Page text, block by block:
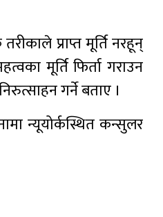
प्राप्त मूर्ति नरहून्
मूर्ति फिर्ता गराउन
गर्ने बताए ।
न्यूयोर्कस्थित कन्सुलर